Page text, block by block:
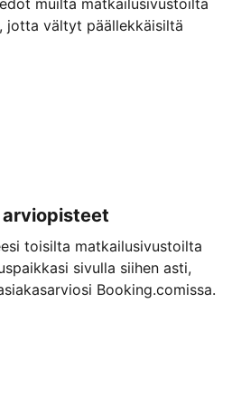
muilta matkailusivustoilta
jotta vältyt päällekkäisiltä
toisilta matkailusivustoilta
sivulla siihen asti,
Booking.comissa.